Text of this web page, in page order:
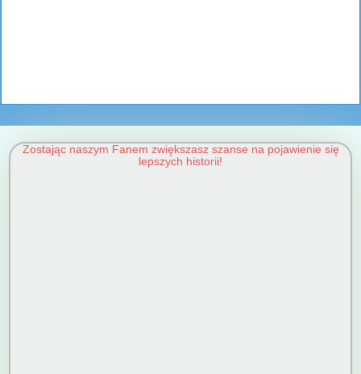
Zostając naszym Fanem zwiększasz szanse na pojawienie się
lepszych historii!